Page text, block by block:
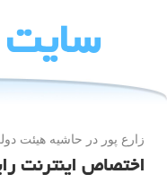
زارع پور در حاشیه هیئت
اختصاص اینترنت